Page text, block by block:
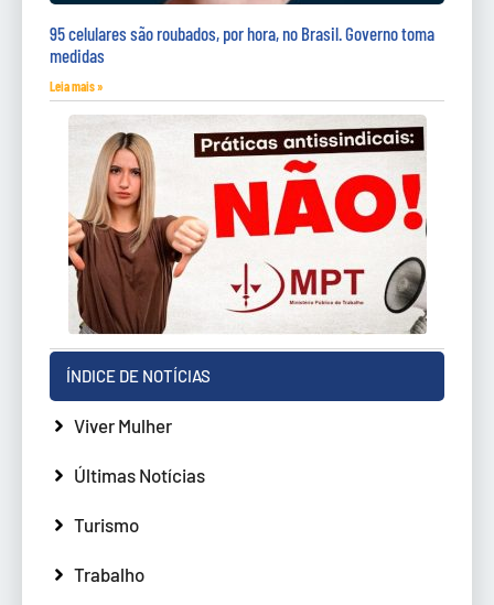
95 celulares são roubados, por hora, no Brasil. Governo toma
medidas
Leia mais »
ÍNDICE DE NOTÍCIAS
Viver Mulher
Últimas Notícias
Turismo
Trabalho